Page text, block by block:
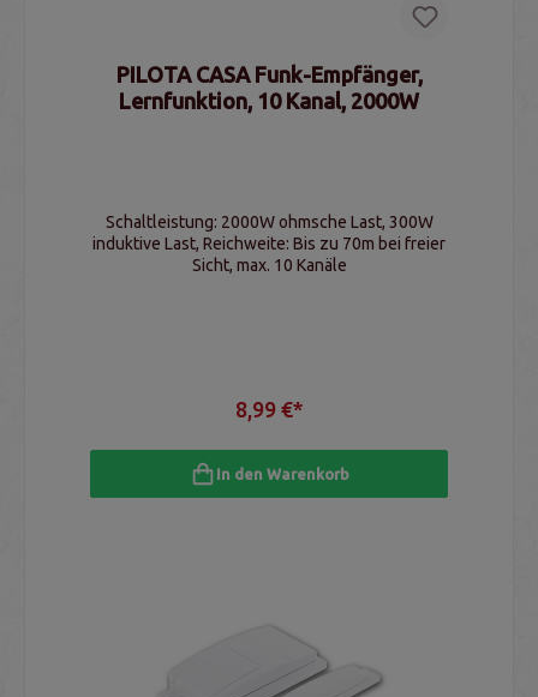
PILOTA CASA Funk-Empfänger,
Lernfunktion, 10 Kanal, 2000W
Schaltleistung: 2000W ohmsche Last, 300W
induktive Last, Reichweite: Bis zu 70m bei freier
Sicht, max. 10 Kanäle
8,99 €*
In den Warenkorb